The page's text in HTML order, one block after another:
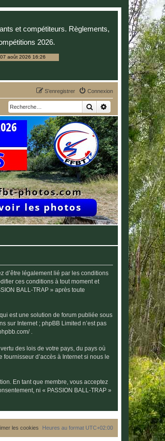
et compétiteurs. Règlements,
2026.
août 2026 16:26
Connexion
S’enregistrer
RechercherRecherche avancée
d’être légalement lié par les conditions
ces conditions à tout moment et
BALL-TRAP » après toute
est une solution de forum publiée sous
sur Internet ; phpBB Limited n’est pas
.
des lois de votre pays, du pays où
d’accès à Internet si nous le
En tant que membre, vous acceptez
ni « PASSION BALL-TRAP »
Heures au format UTC+02:00
les cookies